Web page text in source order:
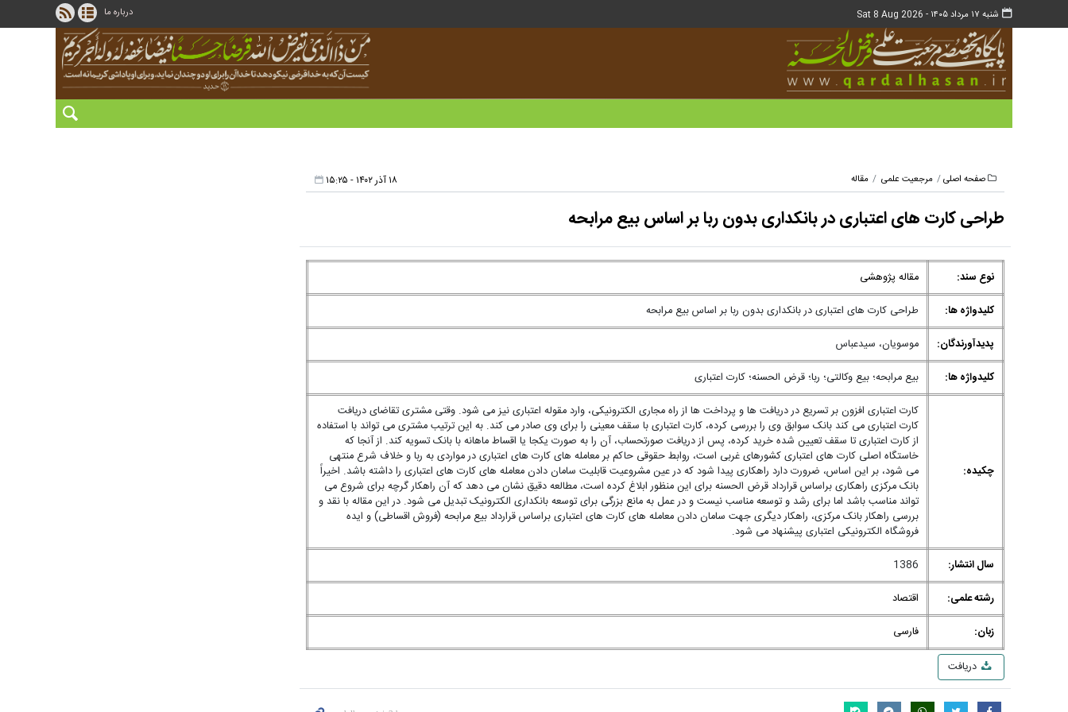
شنبه ۱۷ مرداد ۱۴۰۵ - Sat 8 Aug 2026 درباره ما
صفحه اصلی مرجعیت علمی مقاله ۱۸ آذر ۱۴۰۲ - ۱۵:۲۵
طراحی کارت های اعتباری در بانکداری بدون ربا بر اساس بیع مرابحه
نوع سند:
مقاله پژوهشی
کلیدواژه ها:
طراحی کارت های اعتباری در بانکداری بدون ربا بر اساس بیع مرابحه
پدیدآورندگان:
موسویان، سیدعباس
کلیدواژه ها:
بیع مرابحه؛ بیع وکالتی؛ ربا؛ قرض الحسنه؛ کارت اعتباری
چکیده:
کارت اعتباری افزون بر تسریع در دریافت ها و پرداخت ها از راه مجاری الکترونیکی، وارد مقوله اعتباری نیز می شود. وقتی مشتری تقاضای دریافت
کارت اعتباری می کند بانک سوابق وی را بررسی کرده، کارت اعتباری با سقف معینی را برای وی صادر می کند. به این ترتیب مشتری می تواند با استفاده
از کارت اعتباری تا سقف تعیین شده خرید کرده، پس از دریافت صورتحساب، آن را به صورت یکجا یا اقساط ماهانه با بانک تسویه کند. از آنجا که
خاستگاه اصلی کارت های اعتباری کشورهای غربی است، روابط حقوقی حاکم بر معامله های کارت های اعتباری در مواردی به ربا و خلاف شرع منتهی
می شود، بر این اساس، ضرورت دارد راهکاری پیدا شود که در عین مشروعیت قابلیت سامان دادن معامله های کارت های اعتباری را داشته باشد. اخیراً
بانک مرکزی راهکاری براساس قرارداد قرض الحسنه برای این منظور ابلاغ کرده است، مطالعه دقیق نشان می دهد که آن راهکار گرچه برای شروع می
تواند مناسب باشد اما برای رشد و توسعه مناسب نیست و در عمل به مانع بزرگی برای توسعه بانکداری الکترونیک تبدیل می شود. در این مقاله با نقد و
بررسی راهکار بانک مرکزی، راهکار دیگری جهت سامان دادن معامله های کارت های اعتباری براساس قرارداد بیع مرابحه (فروش اقساطی) و ایده
فروشگاه الکترونیکی اعتباری پیشنهاد می شود.
سال انتشار:
1386
رشته علمی:
اقتصاد
زبان:
فارسی
دریافت